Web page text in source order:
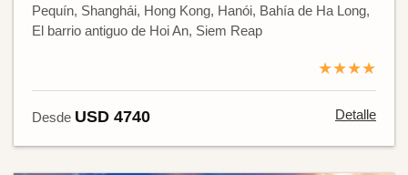
Pequín, Shanghái, Hong Kong, Hanói, Bahía de Ha Long,
El barrio antiguo de Hoi An, Siem Reap
★★★★
Desde USD 4740 Detalle